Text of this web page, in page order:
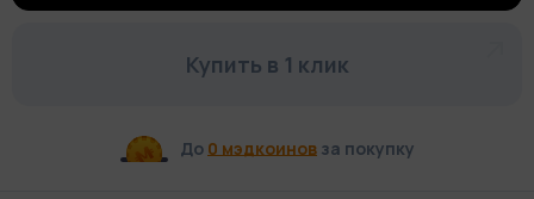
Купить в 1 клик
До 0 мэдкоиновза покупку